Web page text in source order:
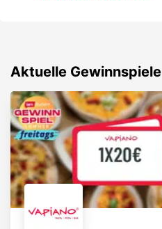
Aktuelle Gewinnspiele